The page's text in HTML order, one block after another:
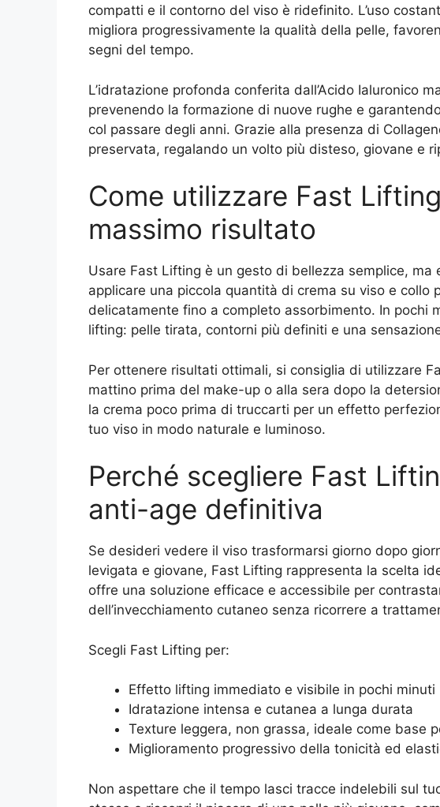
compatti e il contorno del viso è ridefinito. L’uso
migliora progressivamente la qualità della pelle,
segni del tempo.
L’idratazione profonda conferita dall’Acido Ialuronico
prevenendo la formazione di nuove rughe e
col passare degli anni. Grazie alla presenza di
preservata, regalando un volto più disteso, giovane e
Come utilizzare Fast
massimo risultato
Usare Fast Lifting è un gesto di bellezza semplice, ma
applicare una piccola quantità di crema su viso e
delicatamente fino a completo assorbimento. In pochi
lifting: pelle tirata, contorni più definiti e una
Per ottenere risultati ottimali, si consiglia di utilizzare
mattino prima del make-up o alla sera dopo la
la crema poco prima di truccarti per un effetto
tuo viso in modo naturale e luminoso.
Perché scegliere Fast
anti-age definitiva
Se desideri vedere il viso trasformarsi giorno dopo
levigata e giovane, Fast Lifting rappresenta la scelta
offre una soluzione efficace e accessibile per
dell’invecchiamento cutaneo senza ricorrere a
Scegli Fast Lifting per:
Effetto lifting immediato e visibile in pochi minuti
Idratazione intensa e cutanea a lunga durata
Texture leggera, non grassa, ideale come base
Miglioramento progressivo della tonicità ed
Non aspettare che il tempo lasci tracce indelebili sul